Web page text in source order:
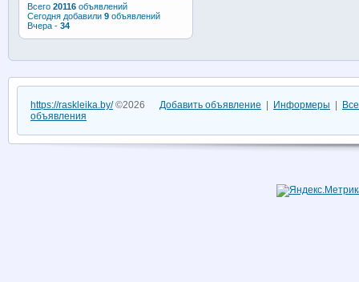
Всего 20116объявлений
Сегодня добавили 9объявлений
Вчера - 34
https://raskleika.by/©2026 Добавить объявление Информеры
объявления